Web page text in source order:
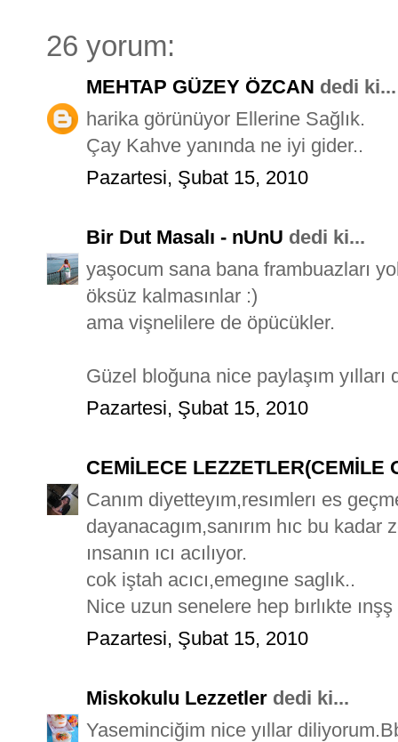
26 yorum:
MEHTAP GÜZEY ÖZCAN dedi ki...
harika görünüyor Ellerine Sağlık.
Çay Kahve yanında ne iyi gider..
Pazartesi, Şubat 15, 2010
Bir Dut Masalı - nUnU dedi ki...
yaşocum sana bana frambuazları
öksüz kalmasınlar :)
ama vişnelilere de öpücükler.
Güzel bloğuna nice paylaşım
Pazartesi, Şubat 15, 2010
CEMİLECE LEZZETLER(CEMİLE
Canım diyetteyım,resımlerı es
dayanacagım,sanırım hıc bu kadar
ınsanın ıcı acılıyor.
cok iştah acıcı,emegıne saglık..
Nice uzun senelere hep bırlıkte ınşş
Pazartesi, Şubat 15, 2010
Miskokulu Lezzetler dedi ki...
Yaseminciğim nice yıllar